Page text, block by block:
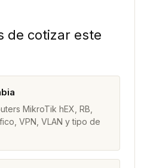
de cotizar este
MikroTik hEX, RB,
VPN, VLAN y tipo de